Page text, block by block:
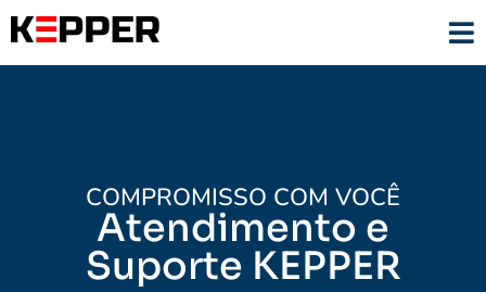
COMPROMISSO COM VOCÊ
Atendimento e
Suporte KEPPER